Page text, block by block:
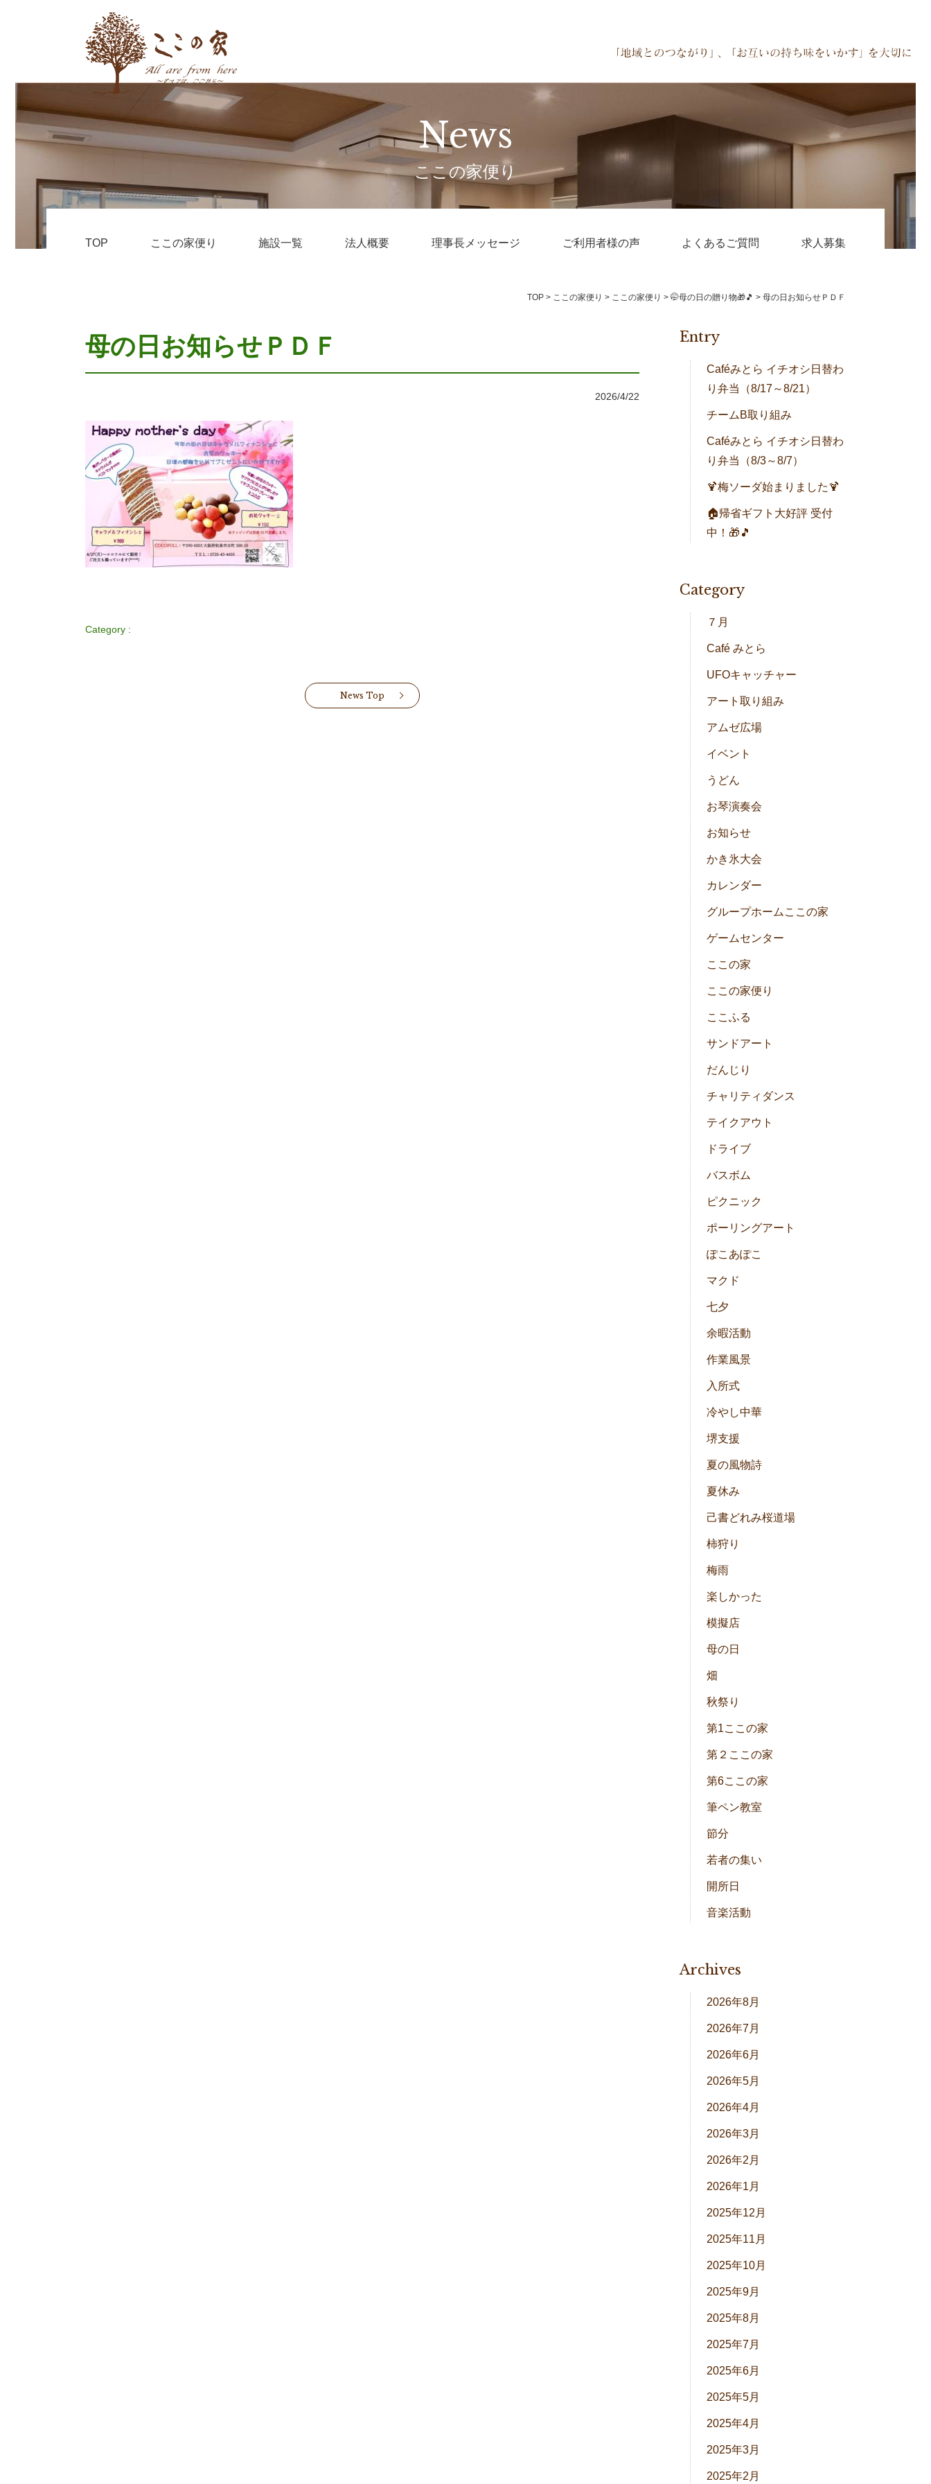
News
ここの家便り
TOP ここの家便り 施設一覧 法人概要 理事長メッセージ ご利用者様の声 よくあるご質問 求人募集
TOP > ここの家便り > ここの家便り > 🤭母の日の贈り物🎁🎵 > 母の日お知らせＰＤＦ
母の日お知らせＰＤＦ
2026/4/22
Category :
News Top
Entry
Caféみとら イチオシ日替わ
り弁当（8/17～8/21）
チームB取り組み
Caféみとら イチオシ日替わ
り弁当（8/3～8/7）
🍹梅ソーダ始まりました🍹
🏠帰省ギフト大好評 受付
中！🎁🎵
Category
７月
Café みとら
UFOキャッチャー
アート取り組み
アムゼ広場
イベント
うどん
お琴演奏会
お知らせ
かき氷大会
カレンダー
グループホームここの家
ゲームセンター
ここの家
ここの家便り
ここふる
サンドアート
だんじり
チャリティダンス
テイクアウト
ドライブ
バスボム
ピクニック
ポーリングアート
ぽこあぽこ
マクド
七夕
余暇活動
作業風景
入所式
冷やし中華
堺支援
夏の風物詩
夏休み
己書どれみ桜道場
柿狩り
梅雨
楽しかった
模擬店
母の日
畑
秋祭り
第1ここの家
第２ここの家
第6ここの家
筆ペン教室
節分
若者の集い
開所日
音楽活動
Archives
2026年8月
2026年7月
2026年6月
2026年5月
2026年4月
2026年3月
2026年2月
2026年1月
2025年12月
2025年11月
2025年10月
2025年9月
2025年8月
2025年7月
2025年6月
2025年5月
2025年4月
2025年3月
2025年2月